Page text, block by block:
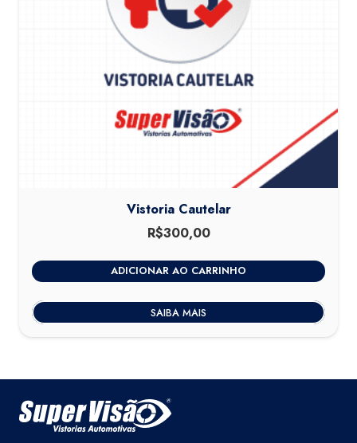
Vistoria Cautelar
R$300,00
ADICIONAR AO CARRINHO
SAIBA MAIS